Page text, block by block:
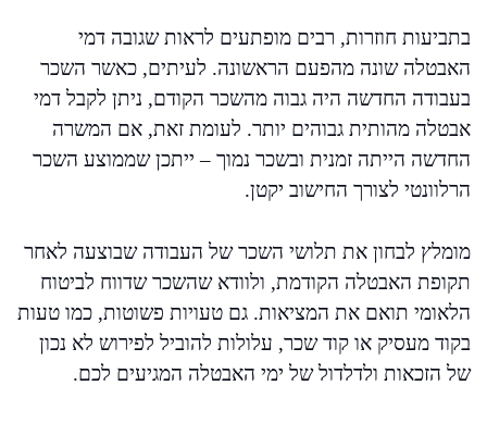
בתביעות חוזרות, רבים מופתעים לראות שגובה דמי
האבטלה שונה מהפעם הראשונה. לעיתים, כאשר השכר
בעבודה החדשה היה גבוה מהשכר הקודם, ניתן לקבל דמי
אבטלה מהותית גבוהים יותר. לעומת זאת, אם המשרה
החדשה הייתה זמנית ובשכר נמוך – ייתכן שממוצע השכר
הרלוונטי לצורך החישוב יקטן.
מומלץ לבחון את תלושי השכר של העבודה שבוצעה לאחר
תקופת האבטלה הקודמת, ולוודא שהשכר שדווח לביטוח
הלאומי תואם את המציאות. גם טעויות פשוטות, כמו טעות
בקוד מעסיק או קוד שכר, עלולות להוביל לפירוש לא נכון
של הזכאות ולדלדול של ימי האבטלה המגיעים לכם.